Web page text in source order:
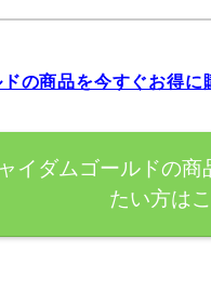
の商品を今すぐお得に
イダムゴールドの商
たい方は